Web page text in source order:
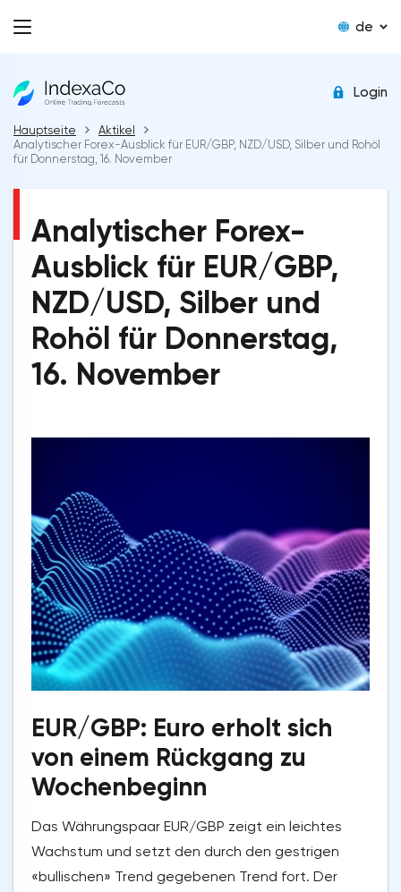
de
Login
Hauptseite
Aktikel
Analytischer Forex-Ausblick für EUR/GBP, NZD/USD, Silber und Rohöl
für Donnerstag, 16. November
Analytischer Forex-
Ausblick für EUR/GBP,
NZD/USD, Silber und
Rohöl für Donnerstag,
16. November
EUR/GBP: Euro erholt sich
von einem Rückgang zu
Wochenbeginn
Das Währungspaar EUR/GBP zeigt ein leichtes
Wachstum und setzt den durch den gestrigen
«bullischen» Trend gegebenen Trend fort. Der